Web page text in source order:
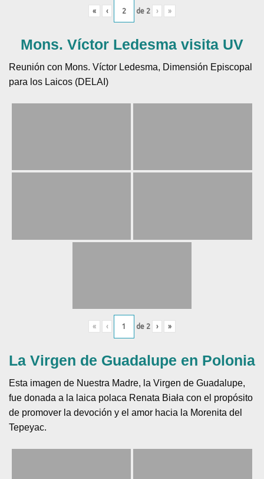
« ‹ de 2 › »
Mons. Víctor Ledesma visita UV
Reunión con Mons. Víctor Ledesma, Dimensión Episcopal
para los Laicos (DELAI)
« ‹ de 2 › »
La Virgen de Guadalupe en Polonia
Esta imagen de Nuestra Madre, la Virgen de Guadalupe,
fue donada a la laica polaca Renata Biała con el propósito
de promover la devoción y el amor hacia la Morenita del
Tepeyac.